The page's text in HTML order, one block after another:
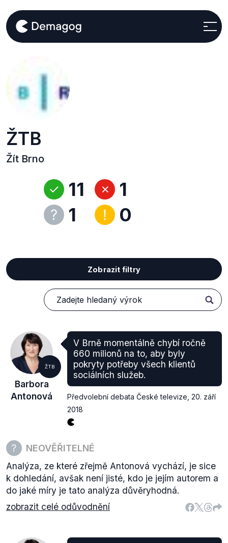
ŽTB
Žít Brno
11
1
1
0
Zobrazit filtry
ŽTB
Barbora
Antonová
V Brně momentálně chybí ročně
660 milionů na to, aby byly
pokryty potřeby všech klientů
sociálních služeb.
Předvolební debata České televize 20. září
2018
NEOVĚŘITELNÉ
Analýza, ze které zřejmě Antonová vychází, je sice
k dohledání, avšak není jisté, kdo je jejím autorem a
do jaké míry je tato analýza důvěryhodná.
zobrazit celé odůvodnění